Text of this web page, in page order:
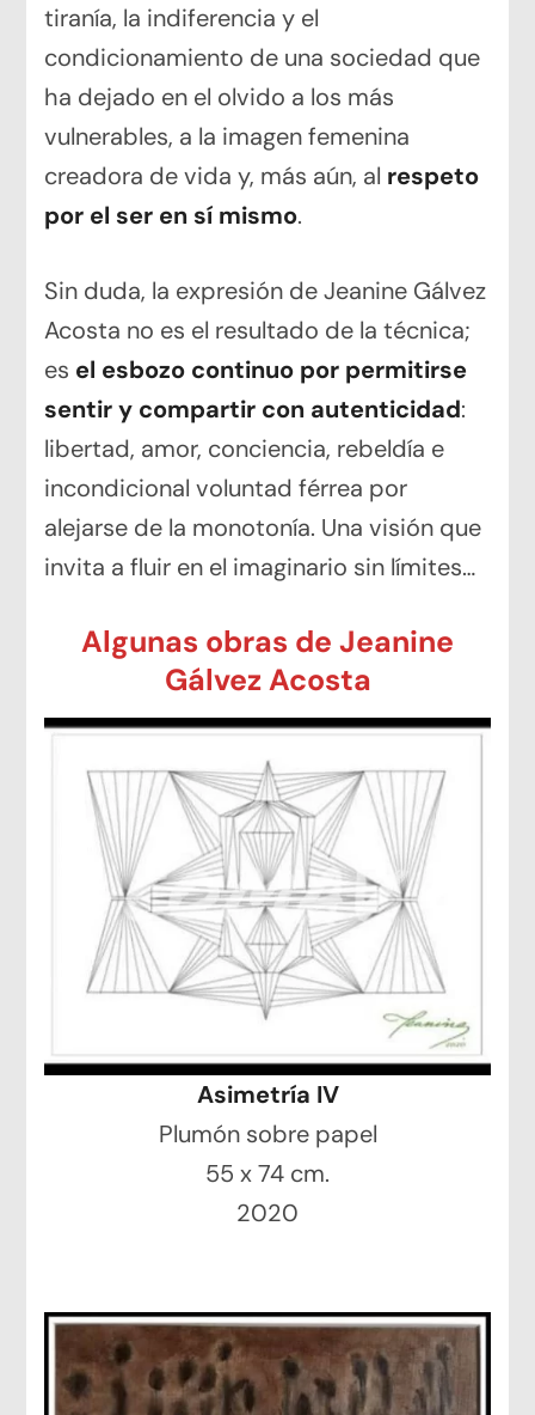
tiranía, la indiferencia y el
condicionamiento de una sociedad que
ha dejado en el olvido a los más
vulnerables, a la imagen femenina
creadora de vida y, más aún, al respeto
por el ser en sí mismo.
Sin duda, la expresión de Jeanine Gálvez
Acosta no es el resultado de la técnica;
es el esbozo continuo por permitirse
sentir y compartir con autenticidad:
libertad, amor, conciencia, rebeldía e
incondicional voluntad férrea por
alejarse de la monotonía. Una visión que
invita a fluir en el imaginario sin límites…
Algunas obras de Jeanine
Gálvez Acosta
Asimetría IV
Plumón sobre papel
55 x 74 cm.
2020